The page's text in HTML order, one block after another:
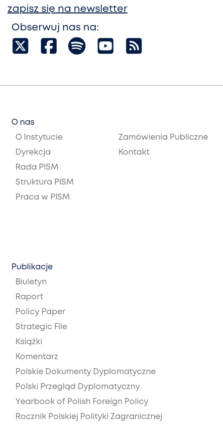
zapisz się na newsletter
Obserwuj nas na:
O nas
O Instytucie
Dyrekcja
Rada PISM
Struktura PISM
Praca w PISM
Zamówienia Publiczne
Kontakt
Publikacje
Biuletyn
Raport
Policy Paper
Strategic File
Książki
Komentarz
Polskie Dokumenty Dyplomatyczne
Polski Przegląd Dyplomatyczny
Yearbook of Polish Foreign Policy
Rocznik Polskiej Polityki Zagranicznej